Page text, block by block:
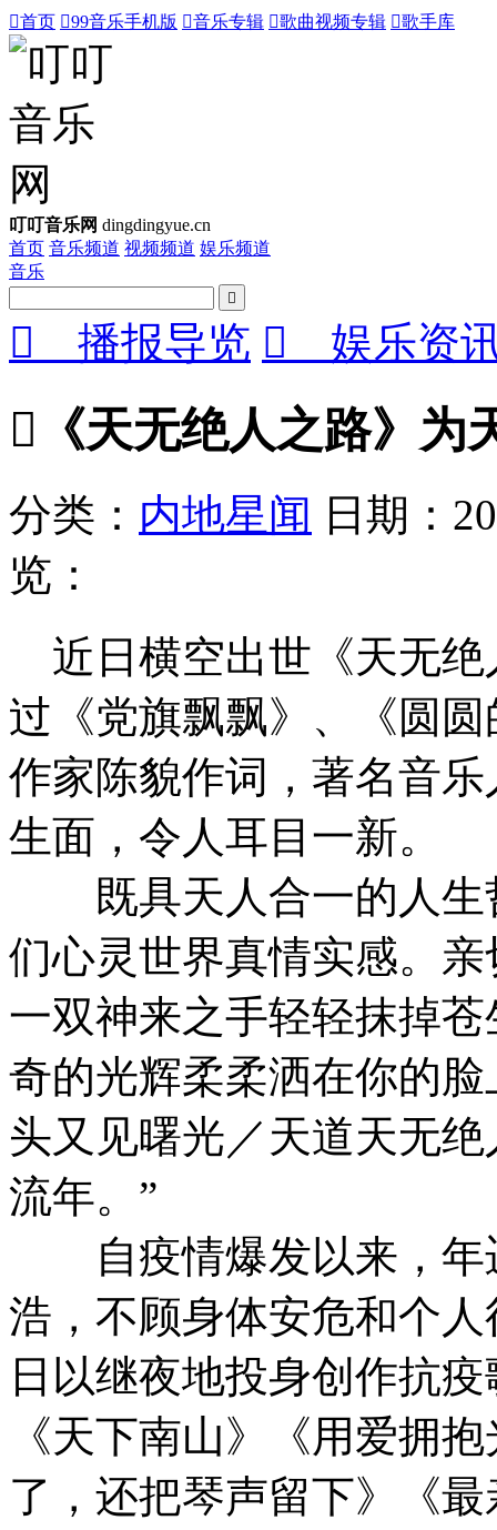
首页 99音乐手机版 音乐专辑 歌曲视频专辑 歌手库
叮叮音乐网 dingdingyue.cn
首页 音乐频道 视频频道 娱乐频道
音乐

 播报导览  娱乐资
 《天无绝人之路》
分类： 内地星闻 日期：
览：
近日横空出世《天无绝
过《党旗飘飘》、《圆
作家陈貌作词，著名音
生面，令人耳目一新。
既具天人合一的人生
们心灵世界真情实感。
一双神来之手轻轻抹掉
奇的光辉柔柔洒在你的
头又见曙光／天道天无
流年。”
自疫情爆发以来，年
浩，不顾身体安危和个
日以继夜地投身创作抗
《天下南山》《用爱拥
了，还把琴声留下》《